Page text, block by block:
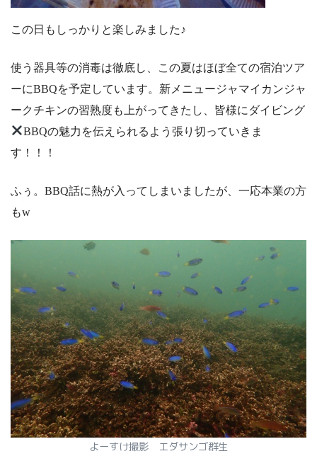
この日もしっかりと楽しみました♪
使う器具等の消毒は徹底し、この夏はほぼ全ての宿泊ツア
ーにBBQを予定しています。新メニュージャマイカンジャ
ークチキンの習熟度も上がってきたし、皆様にダイビング
BBQの魅力を伝えられるよう張り切っていきま
す！！！
ふぅ。BBQ話に熱が入ってしまいましたが、一応本業の方
もw
よーすけ撮影 エダサンゴ群生